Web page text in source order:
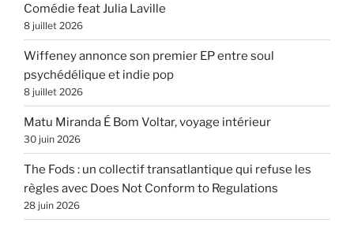
Comédie feat Julia Laville
8 juillet 2026
Wiffeney annonce son premier EP entre soul
psychédélique et indie pop
8 juillet 2026
Matu Miranda É Bom Voltar, voyage intérieur
30 juin 2026
The Fods : un collectif transatlantique qui refuse les
règles avec Does Not Conform to Regulations
28 juin 2026